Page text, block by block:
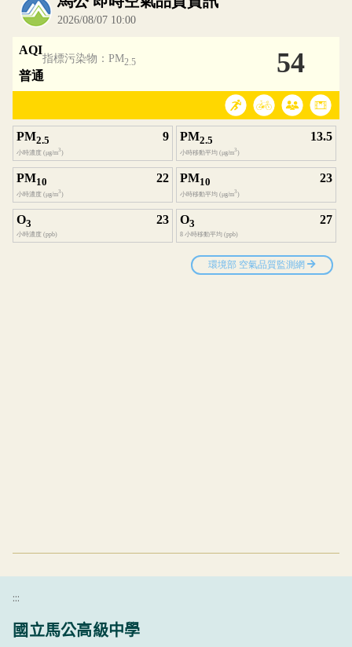
:::
國立馬公高級中學